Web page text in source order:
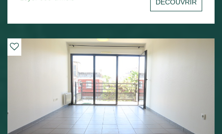
de bains et toilettes séparées. Une cave et une place de
DÉCOUVRIR